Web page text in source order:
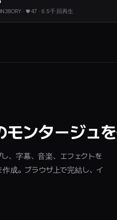
N38ORY· ♥47 · 6.5千 回再生
ンタージュ
、字幕、音楽、エフェクトを
成。ブラウザ上で完結し、イ